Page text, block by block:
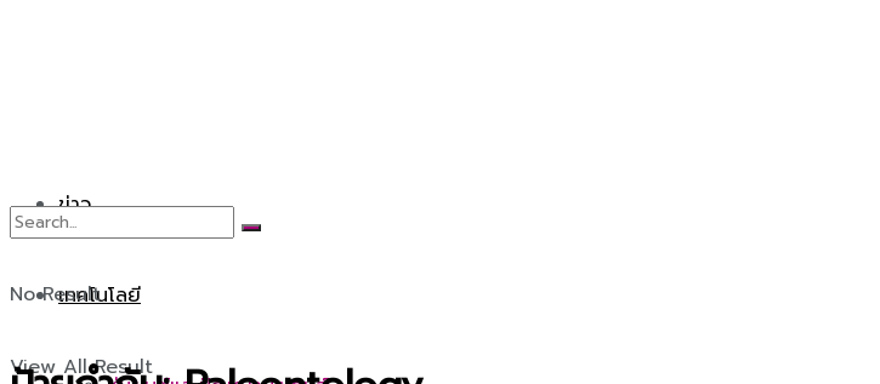
ข่าว
เทคโนโลยี
No Result
View All Result